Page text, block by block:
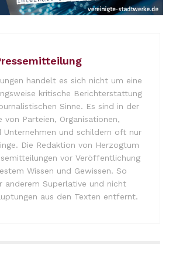
handelt es sich nicht um eine
kritische Berichterstattung
Sinne. Es sind in der
von Parteien, Organisationen,
Unternehmen und schildern oft nur
Die Redaktion von Herzogtum
vor Veröffentlichung
Wissen und Gewissen. So
anderem Superlative und nicht
aus den Texten entfernt.